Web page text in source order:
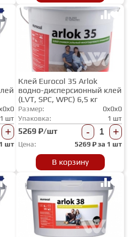
ПВХ
ПОЛ
ПОЛ
1 шт
+
1 шт
Клей Eurocol 35 Arlok
водно-дисперсионный клей
(LVT, SPC, WPC) 6,5 кг
Размер:
0x0x0
Упаковка:
1 шт
5269 ₽/шт - +
Цена: 5269₽ за 1 шт
В корзину